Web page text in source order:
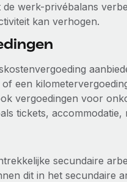
werk-privébalans
kan verhogen.
een
vergoedingen voor
tickets, accommodatie,
secundaire
dit in het secundaire